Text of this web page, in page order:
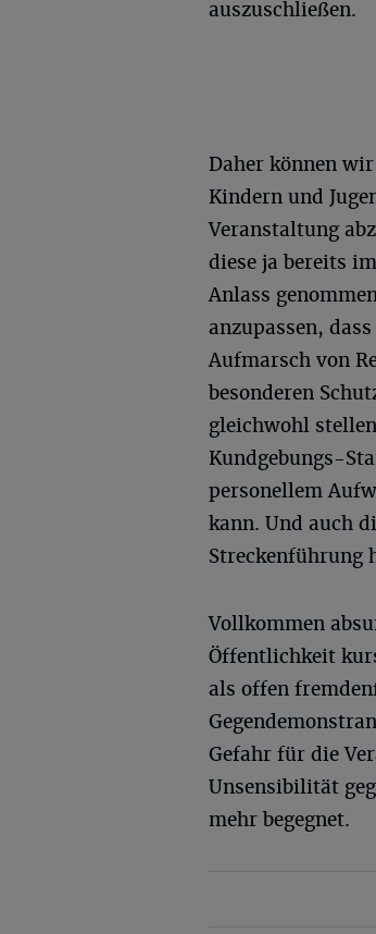
auszuschließen.
Daher können
Kindern und
Veranstaltung
diese ja bereits
Anlass
anzupassen,
Aufmarsch von
besonderen
gleichwohl
Kundgebungs-
personellem
kann. Und auch
Streckenführung
Vollkommen
Öffentlichkeit
als offen
Gefahr für die
Unsensibilität
mehr begegnet.